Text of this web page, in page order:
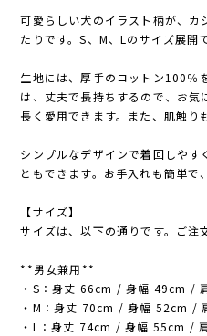
可愛らしい犬のイラスト柄が、カ
たりです。S、M、Lのサイズ展開
生地には、厚手のコットン100％
は、丈夫で長持ちするので、お気
長く愛用できます。また、肌触り
シンプルなデザインで着回しやす
ともできます。お手入れも簡単で
【サイズ】
サイズは、以下の通りです。ご注
**男女兼用**
・S：身丈 66cm / 身幅 49cm /
・M：身丈 70cm / 身幅 52cm /
・L：身丈 74cm / 身幅 55cm /